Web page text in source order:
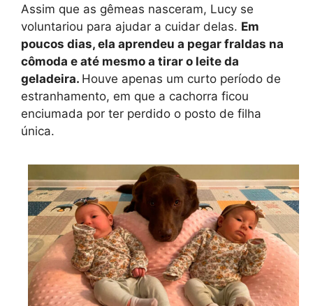
Assim que as gêmeas nasceram, Lucy se
voluntariou para ajudar a cuidar delas. Em
poucos dias, ela aprendeu a pegar fraldas na
cômoda e até mesmo a tirar o leite da
geladeira. Houve apenas um curto período de
estranhamento, em que a cachorra ficou
enciumada por ter perdido o posto de filha
única.